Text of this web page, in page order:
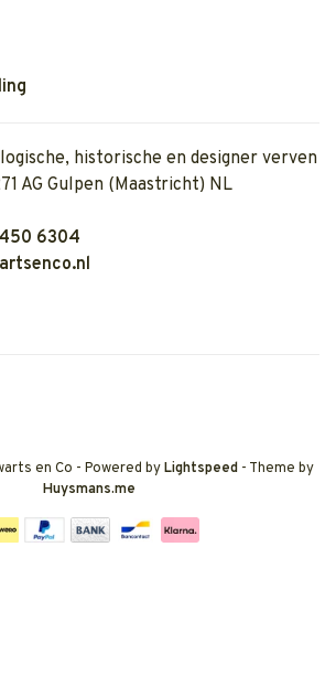
historische en designer verven
AG Gulpen (Maastricht) NL
6304
en Co - Powered byLightspeed - Theme by
Huysmans.me